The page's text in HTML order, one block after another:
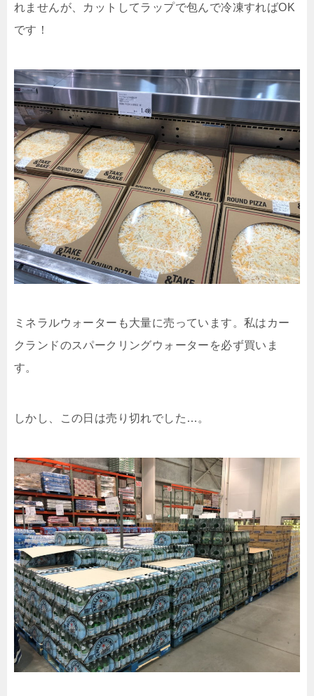
れませんが、カットしてラップで包んで冷凍すればOK
です！
ミネラルウォーターも大量に売っています。私はカー
クランドのスパークリングウォーターを必ず買いま
す。
しかし、この日は売り切れでした…。